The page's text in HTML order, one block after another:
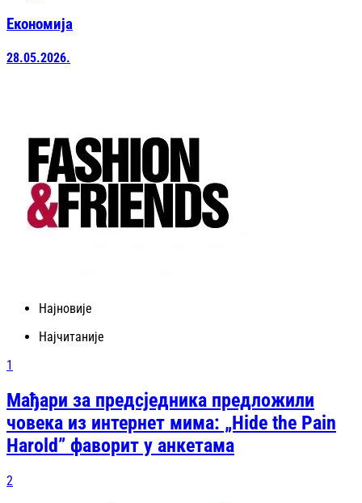
Економија
28.05.2026.
Најновије
Најчитаније
1
Мађари за предсједника предложили
човека из интернет мима: „Hide the Pain
Harold” фаворит у анкетама
2